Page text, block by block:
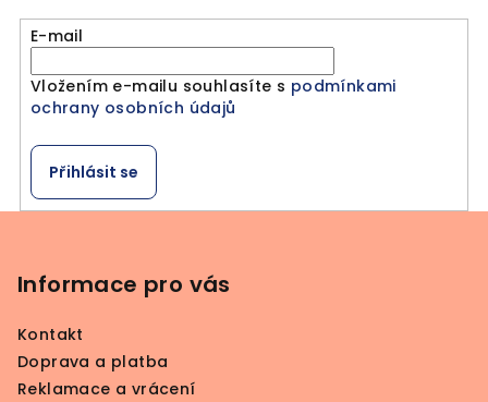
E-mail
Vložením e-mailu souhlasíte s podmínkami
ochrany osobních údajů
Přihlásit se
Informace pro vás
Kontakt
Doprava a platba
Reklamace a vrácení